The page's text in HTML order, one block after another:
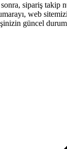
sipariş takip
web
güncel